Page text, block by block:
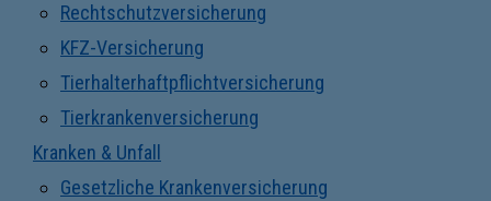
Rechtschutzversicherung
KFZ-Versicherung
Tierhalterhaftpflichtversicherung
Tierkrankenversicherung
Kranken & Unfall
Gesetzliche Krankenversicherung